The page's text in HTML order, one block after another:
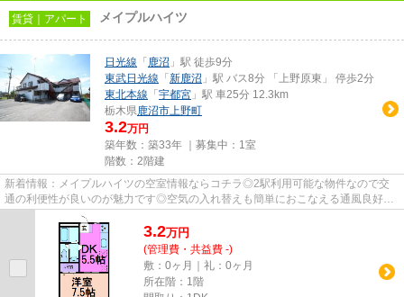
賃貸｜アパート メイプルハイツ
日光線 「 鹿沼 」駅 徒歩9分
東武日光線 「 新鹿沼 」駅 バス8分 「上野原東」 停歩2分
東北本線 「 宇都宮 」駅 車25分 12.3km
栃木県鹿沼市上野町
3.2万円
築年数：築33年 ｜募集中： 1室
階数：2階建
新着情報：メイプルハイツの空室情報ならコチラ◎2駅利用可能な物件なので交
通の利便性が良いのが魅力です◎空気の入れ替えも簡単におこなえる通風良好の
物件です◎バス停から徒歩3分以内...
3.2万円
(管理費・共益費 -)
敷：0ヶ月｜礼：0ヶ月
所在階：1階